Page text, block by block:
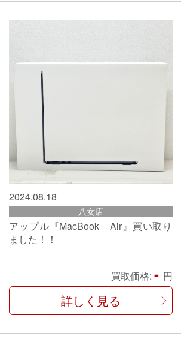
2024.08.18
八女店
アップル『MacBook Air』買い取り
ました！！
買取価格: - 円
詳しく見る